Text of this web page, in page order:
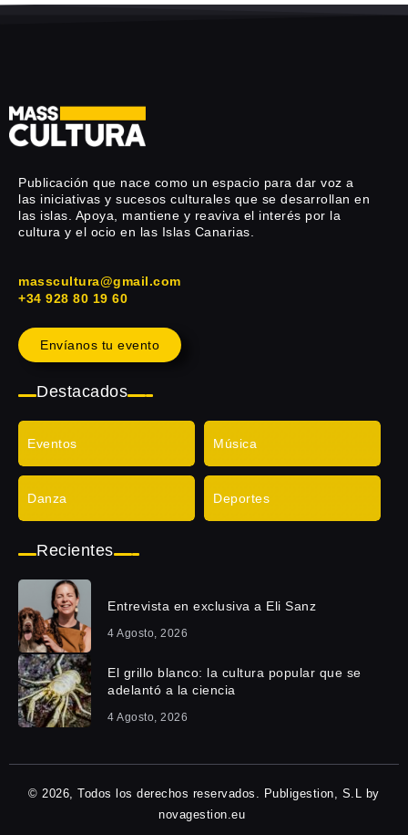
Publicación que nace como un espacio para dar voz a
las iniciativas y sucesos culturales que se desarrollan en
las islas. Apoya, mantiene y reaviva el interés por la
cultura y el ocio en las Islas Canarias.
masscultura@gmail.com
+34 928 80 19 60
Envíanos tu evento
Destacados
Eventos Música
Danza Deportes
Recientes
Entrevista en exclusiva a Eli Sanz
4 Agosto, 2026
El grillo blanco: la cultura popular que se
adelantó a la ciencia
4 Agosto, 2026
© 2026, Todos los derechos reservados. Publigestion, S.L by
novagestion.eu